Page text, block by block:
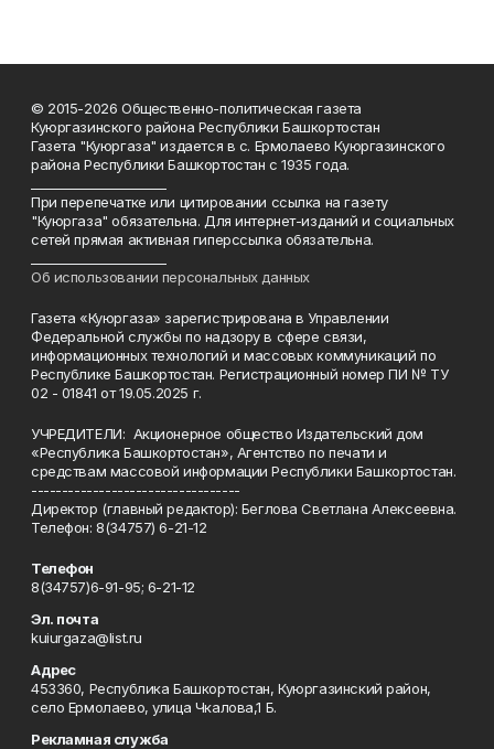
© 2015-2026 Общественно-политическая газета
Куюргазинского района Республики Башкортостан
Газета "Куюргаза" издается в с. Ермолаево Куюргазинского
района Республики Башкортостан с 1935 года.
При перепечатке или цитировании ссылка на газету
"Куюргаза" обязательна. Для интернет-изданий и социальных
сетей прямая активная гиперссылка обязательна.
Об использовании персональных данных
Газета «Куюргаза» зарегистрирована в Управлении
Федеральной службы по надзору в сфере связи,
информационных технологий и массовых коммуникаций по
Республике Башкортостан. Регистрационный номер ПИ № ТУ
02 - 01841 от 19.05.2025 г.
УЧРЕДИТЕЛИ: Акционерное общество Издательский дом
«Республика Башкортостан», Агентство по печати и
средствам массовой информации Республики Башкортостан.
----------------------------------
Директор (главный редактор): Беглова Светлана Алексеевна.
Телефон: 8(34757) 6-21-12
Телефон
8(34757)6-91-95; 6-21-12
Эл. почта
kuiurgaza@list.ru
Адрес
453360, Республика Башкортостан, Куюргазинский район,
село Ермолаево, улица Чкалова,1 Б.
Рекламная служба